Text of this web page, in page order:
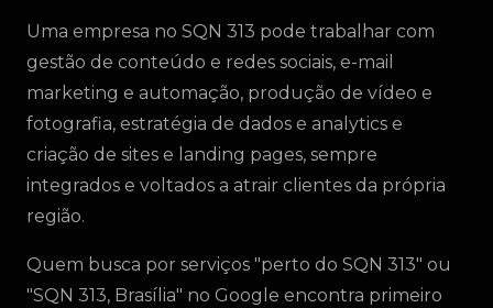
Uma empresa no SQN 313 pode trabalhar com
gestão de conteúdo e redes sociais, e-mail
marketing e automação, produção de vídeo e
fotografia, estratégia de dados e analytics e
criação de sites e landing pages, sempre
integrados e voltados a atrair clientes da própria
região.
Quem busca por serviços "perto do SQN 313" ou
"SQN 313, Brasília" no Google encontra primeiro